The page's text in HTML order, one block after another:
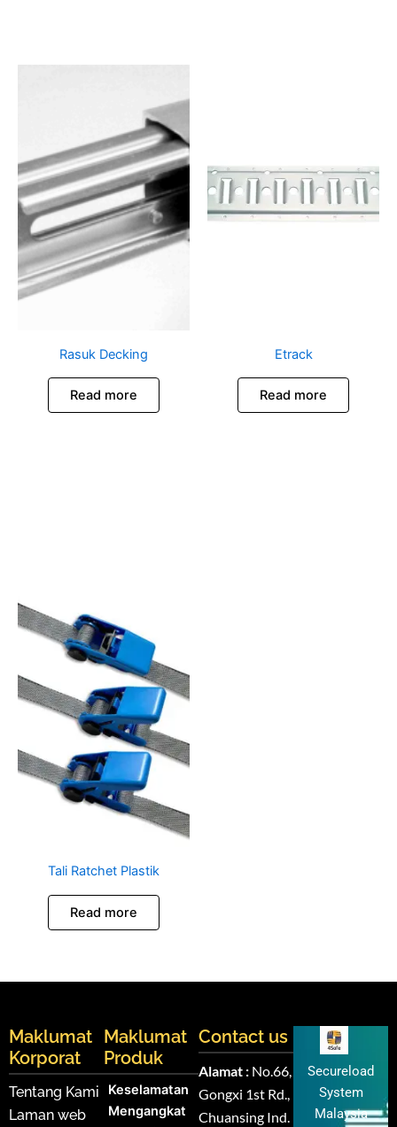
Rasuk Decking
Read more
Etrack
Read more
Tali Ratchet Plastik
Read more
Maklumat
Korporat
Tentang Kami
Laman web
Maklumat
Produk
Keselamatan
Mengangkat
Contact us
Alamat : No.66,
Gongxi 1st Rd.,
Chuansing Ind.
Secureload
System
Malaysia